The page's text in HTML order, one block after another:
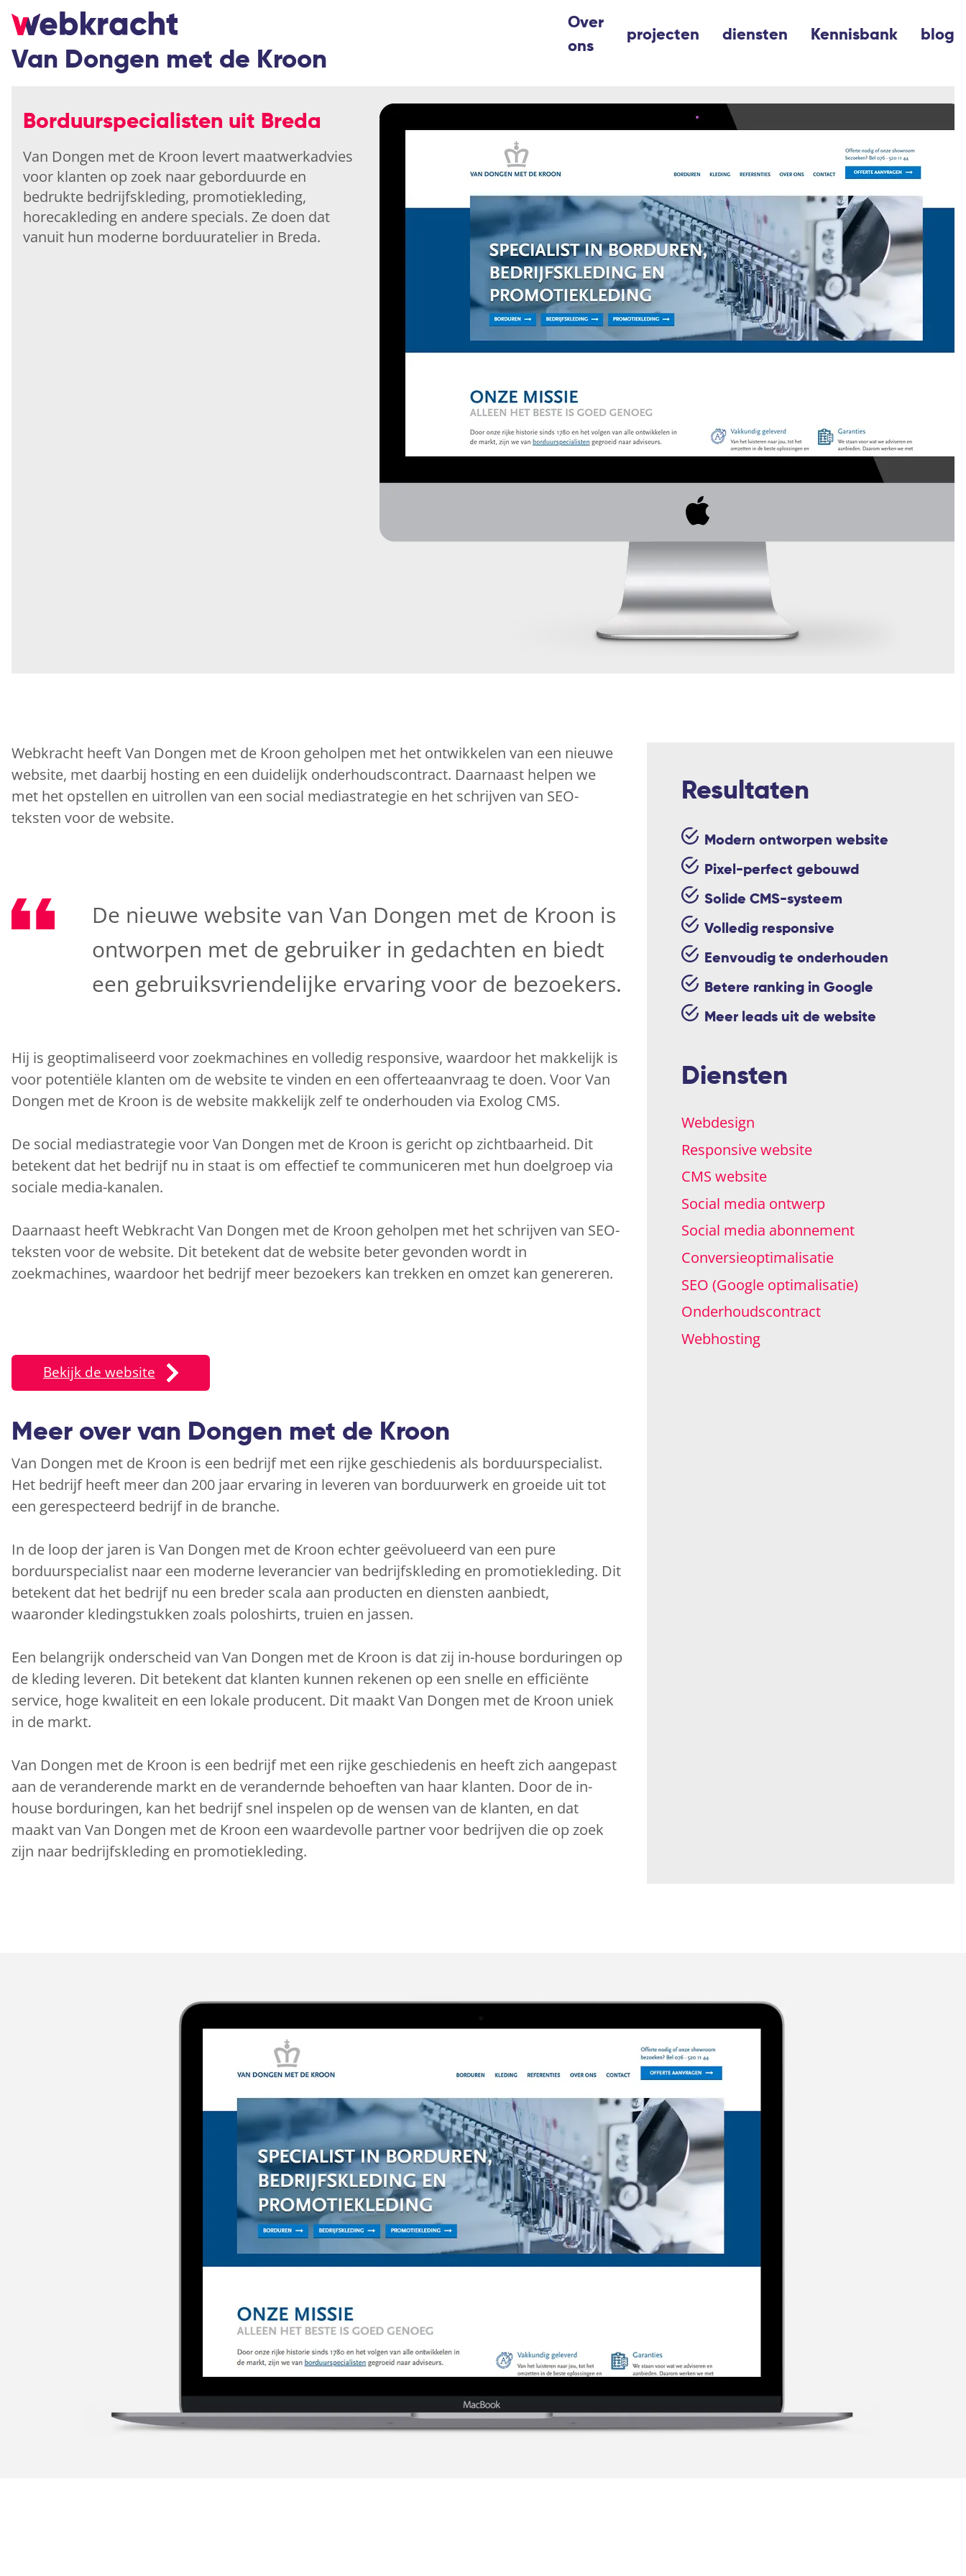
Over
ons
projecten diensten Kennisbank blog
Van Dongen met de Kroon
Borduurspecialisten uit Breda
Van Dongen met de Kroon levert maatwerkadvies
voor klanten op zoek naar geborduurde en
bedrukte bedrijfskleding, promotiekleding,
horecakleding en andere specials. Ze doen dat
vanuit hun moderne borduuratelier in Breda.
Webkracht heeft Van Dongen met de Kroon geholpen met het ontwikkelen van een nieuwe
website, met daarbij hosting en een duidelijk onderhoudscontract. Daarnaast helpen we
met het opstellen en uitrollen van een social mediastrategie en het schrijven van SEO-
teksten voor de website.
De nieuwe website van Van Dongen met de Kroon is
ontworpen met de gebruiker in gedachten en biedt
een gebruiksvriendelijke ervaring voor de bezoekers.
Hij is geoptimaliseerd voor zoekmachines en volledig responsive, waardoor het makkelijk is
voor potentiële klanten om de website te vinden en een offerteaanvraag te doen. Voor Van
Dongen met de Kroon is de website makkelijk zelf te onderhouden via Exolog CMS.
De social mediastrategie voor Van Dongen met de Kroon is gericht op zichtbaarheid. Dit
betekent dat het bedrijf nu in staat is om effectief te communiceren met hun doelgroep via
sociale media-kanalen.
Daarnaast heeft Webkracht Van Dongen met de Kroon geholpen met het schrijven van SEO-
teksten voor de website. Dit betekent dat de website beter gevonden wordt in
zoekmachines, waardoor het bedrijf meer bezoekers kan trekken en omzet kan genereren.
Bekijk de website
Meer over van Dongen met de Kroon
Van Dongen met de Kroon is een bedrijf met een rijke geschiedenis als borduurspecialist.
Het bedrijf heeft meer dan 200 jaar ervaring in leveren van borduurwerk en groeide uit tot
een gerespecteerd bedrijf in de branche.
In de loop der jaren is Van Dongen met de Kroon echter geëvolueerd van een pure
borduurspecialist naar een moderne leverancier van bedrijfskleding en promotiekleding. Dit
betekent dat het bedrijf nu een breder scala aan producten en diensten aanbiedt,
waaronder kledingstukken zoals poloshirts, truien en jassen.
Een belangrijk onderscheid van Van Dongen met de Kroon is dat zij in-house borduringen op
de kleding leveren. Dit betekent dat klanten kunnen rekenen op een snelle en efficiënte
service, hoge kwaliteit en een lokale producent. Dit maakt Van Dongen met de Kroon uniek
in de markt.
Van Dongen met de Kroon is een bedrijf met een rijke geschiedenis en heeft zich aangepast
aan de veranderende markt en de verandernde behoeften van haar klanten. Door de in-
house borduringen, kan het bedrijf snel inspelen op de wensen van de klanten, en dat
maakt van Van Dongen met de Kroon een waardevolle partner voor bedrijven die op zoek
zijn naar bedrijfskleding en promotiekleding.
Resultaten
Modern ontworpen website
Pixel-perfect gebouwd
Solide CMS-systeem
Volledig responsive
Eenvoudig te onderhouden
Betere ranking in Google
Meer leads uit de website
Diensten
Webdesign
Responsive website
CMS website
Social media ontwerp
Social media abonnement
Conversieoptimalisatie
SEO (Google optimalisatie)
Onderhoudscontract
Webhosting